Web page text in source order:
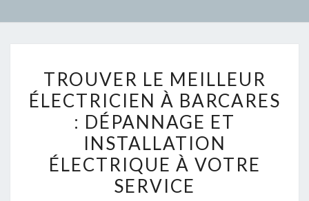
LE
MEILLEUR
ÉLECTRICIEN
À
BARCARES
:
DÉPANNAGE
TROUVER LE MEILLEUR
ÉLECTRICIEN À BARCARES
: DÉPANNAGE ET
INSTALLATION
ÉLECTRIQUE À VOTRE
SERVICE